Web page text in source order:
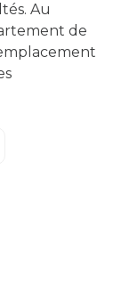
Au
de
séjour,
de bains